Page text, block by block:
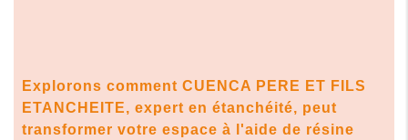
Explorons comment CUENCA PERE ET FILS
ETANCHEITE, expert en étanchéité, peut
transformer votre espace à l'aide de résine